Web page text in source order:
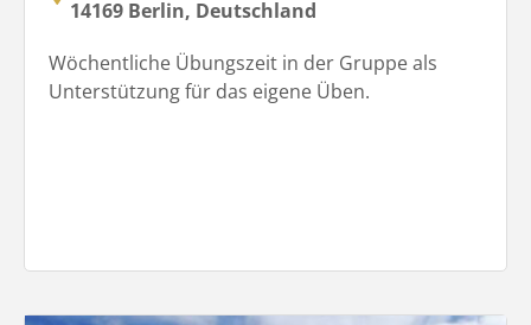
14169 Berlin, Deutschland
Wöchentliche Übungszeit in der Gruppe als
Unterstützung für das eigene Üben.